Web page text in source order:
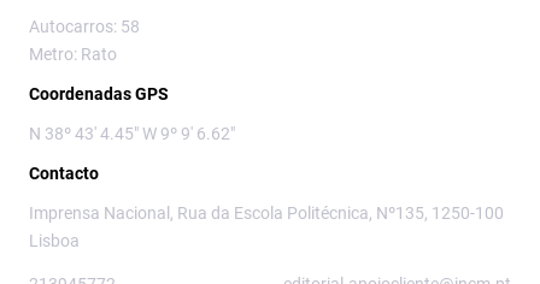
Autocarros: 58
Metro: Rato
Coordenadas GPS
N 38º 43' 4.45" W 9º 9' 6.62"
Contacto
Imprensa Nacional, Rua da Escola Politécnica, Nº135, 1250-100
Lisboa